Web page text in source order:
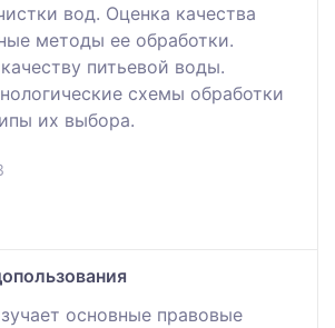
вод. Оценка качества
методы ее обработки.
питьевой воды.
схемы обработки
их выбора.
основные правовые